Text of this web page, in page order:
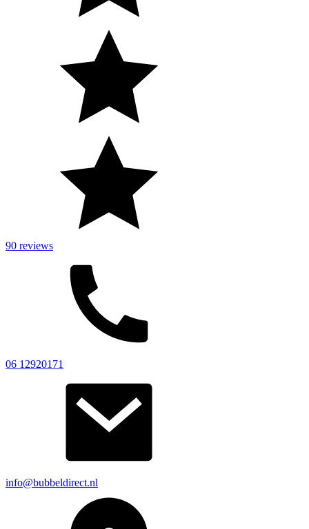
90 reviews
06 12920171
info@bubbeldirect.nl